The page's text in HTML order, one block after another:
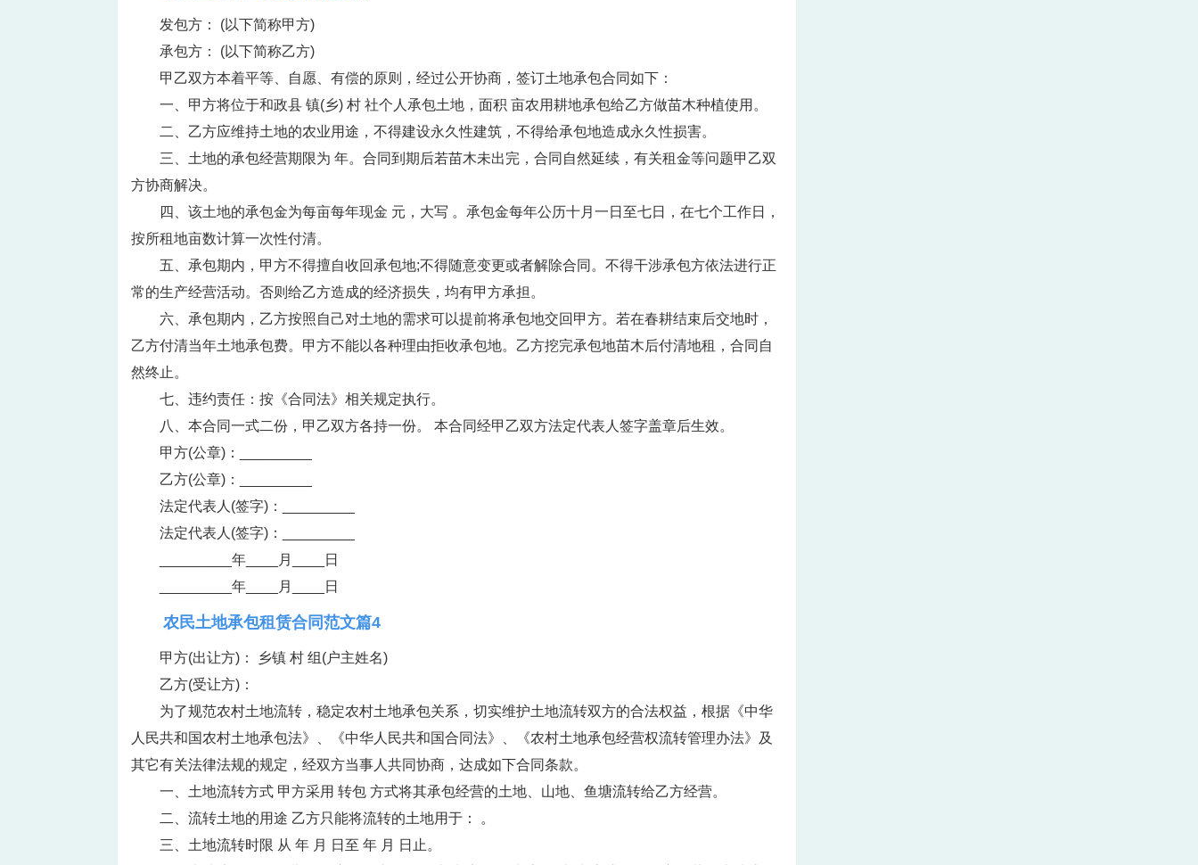
发包方： (以下简称甲方)
承包方： (以下简称乙方)
甲乙双方本着平等、自愿、有偿的原则，经过公开协商，签订土地承包合同如下：
一、甲方将位于和政县 镇(乡) 村 社个人承包土地，面积 亩农用耕地承包给乙方做苗木种植使用。
二、乙方应维持土地的农业用途，不得建设永久性建筑，不得给承包地造成永久性损害。
三、土地的承包经营期限为 年。合同到期后若苗木未出完，合同自然延续，有关租金等问题甲乙双
方协商解决。
四、该土地的承包金为每亩每年现金 元，大写 。承包金每年公历十月一日至七日，在七个工作日，
按所租地亩数计算一次性付清。
五、承包期内，甲方不得擅自收回承包地;不得随意变更或者解除合同。不得干涉承包方依法进行正
常的生产经营活动。否则给乙方造成的经济损失，均有甲方承担。
六、承包期内，乙方按照自己对土地的需求可以提前将承包地交回甲方。若在春耕结束后交地时，
乙方付清当年土地承包费。甲方不能以各种理由拒收承包地。乙方挖完承包地苗木后付清地租，合同自
然终止。
七、违约责任：按《合同法》相关规定执行。
八、本合同一式二份，甲乙双方各持一份。 本合同经甲乙双方法定代表人签字盖章后生效。
甲方(公章)：_________
乙方(公章)：_________
法定代表人(签字)：_________
法定代表人(签字)：_________
_________年____月____日
_________年____月____日
农民土地承包租赁合同范文篇4
甲方(出让方)： 乡镇 村 组(户主姓名)
乙方(受让方)：
为了规范农村土地流转，稳定农村土地承包关系，切实维护土地流转双方的合法权益，根据《中华
人民共和国农村土地承包法》、《中华人民共和国合同法》、《农村土地承包经营权流转管理办法》及
其它有关法律法规的规定，经双方当事人共同协商，达成如下合同条款。
一、土地流转方式 甲方采用 转包 方式将其承包经营的土地、山地、鱼塘流转给乙方经营。
二、流转土地的用途 乙方只能将流转的土地用于： 。
三、土地流转时限 从 年 月 日至 年 月 日止。